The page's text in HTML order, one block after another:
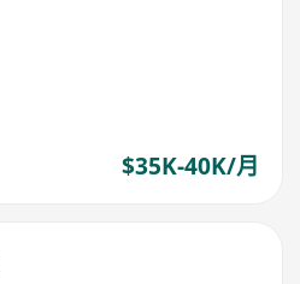
$35K-40K/月